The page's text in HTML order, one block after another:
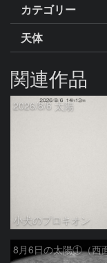
カテゴリー
天体
関連作品
2026/8/6 太陽
小犬のプロキオン
8月6日の太陽①（西